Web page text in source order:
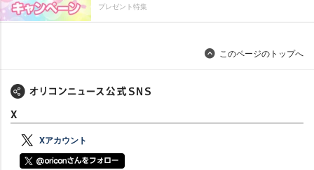
プレゼント特集
このページのトップへ
X
Xアカウント